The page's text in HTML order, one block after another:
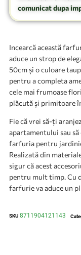
comunicat dupa
Incearcă această
aduce un strop de
50cm și o culoare
pentru a completa
cele mai frumoase
plăcută și primitoare
Fie că vrei să-ți
apartamentului sau
farfuria pentru
Realizată din
sigur că acest
pentru mult timp. Cu
farfurie va aduce un
SKU 8711904121143